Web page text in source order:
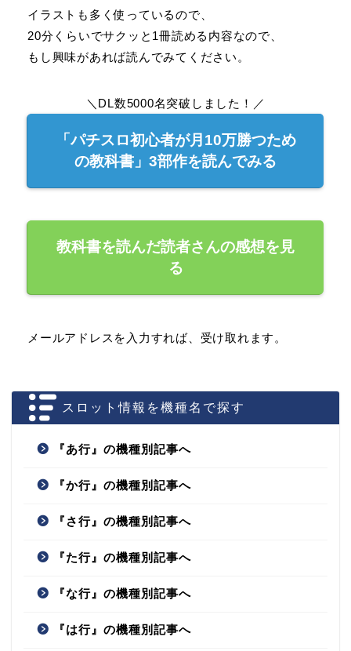
イラストも多く使っているので、
20分くらいでサクッと1冊読める内容なので、
もし興味があれば読んでみてください。
＼DL数5000名突破しました！／
「パチスロ初心者が月10万勝つため
の教科書」3部作を読んでみる
教科書を読んだ読者さんの感想を見
る
メールアドレスを入力すれば、受け取れます。
スロット情報を機種名で探す
『あ行』の機種別記事へ
『か行』の機種別記事へ
『さ行』の機種別記事へ
『た行』の機種別記事へ
『な行』の機種別記事へ
『は行』の機種別記事へ